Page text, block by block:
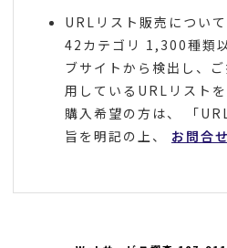
URLリスト販売について
42カテゴリ 1,300種類
ブサイトから検出し、
用しているURLリスト
購入希望の方は、 「
旨を明記の上、 お問合せ